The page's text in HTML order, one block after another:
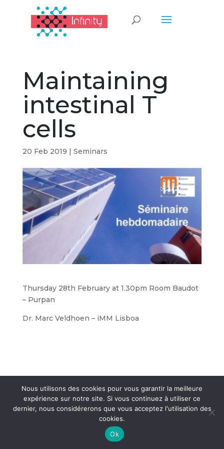
Maintaining
intestinal T
cells
20 Feb 2019 | Seminars
Thursday 28th February at 1.30pm Room Baudot
– Purpan
Dr. Marc Veldhoen – iMM Lisboa
Crédits et mentions légales - © AgencesCosiWeb&
ComScience
Nous utilisons des cookies pour vous garantir la meilleure
expérience sur notre site. Si vous continuez à utiliser ce
dernier, nous considérerons que vous acceptez l'utilisation des
cookies.
Ok